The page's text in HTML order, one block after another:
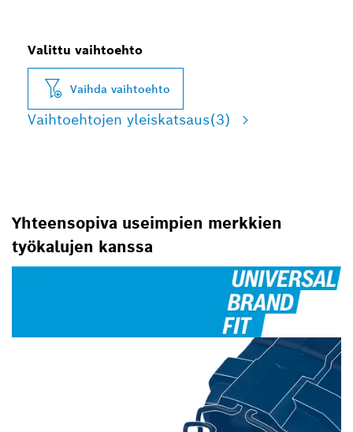
Valittu vaihtoehto
Vaihda vaihtoehto
Vaihtoehtojen yleiskatsaus(3)
Yhteensopiva useimpien merkkien
työkalujen kanssa